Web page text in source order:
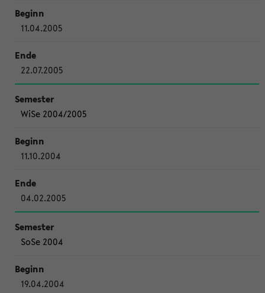
11.04.2005
22.07.2005
WiSe 2004/2005
11.10.2004
04.02.2005
SoSe 2004
19.04.2004